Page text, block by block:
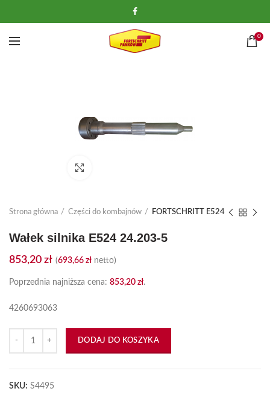
0
Strona główna Części do kombajnów FORTSCHRITT E524
Wałek silnika E524 24.203-5
853,20 zł (693,66 złnetto)
Poprzednia najniższa cena: 853,20 zł.
4260693063
DODAJ DO KOSZYKA
SKU: S4495